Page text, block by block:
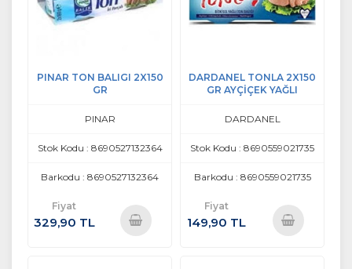
PINAR TON BALIGI 2X150
GR
PINAR
Stok Kodu : 8690527132364
Barkodu : 8690527132364
Fiyat
329,90 TL
DARDANEL TONLA 2X150
GR AYÇİÇEK YAĞLI
DARDANEL
Stok Kodu : 8690559021735
Barkodu : 8690559021735
Fiyat
149,90 TL